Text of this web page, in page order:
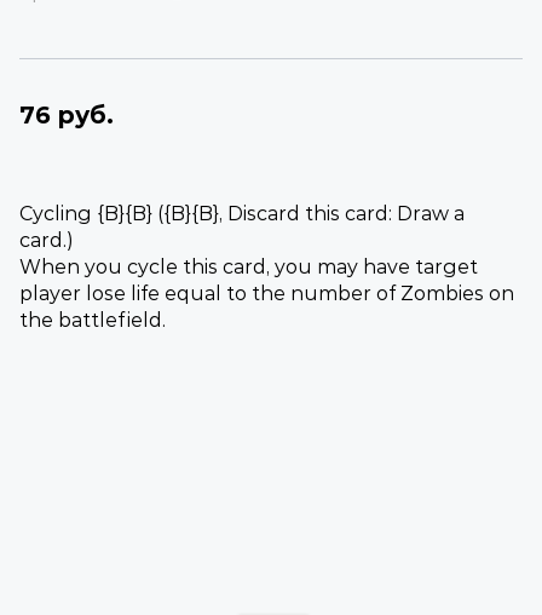
76 руб.
Cycling {B}{B} ({B}{B}, Discard this card: Draw a
card.)
When you cycle this card, you may have target
player lose life equal to the number of Zombies on
the battlefield.